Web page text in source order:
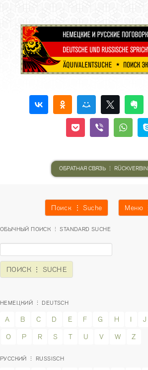
ОБРАТНАЯ СВЯЗЬ ⋮
Поиск ⋮ Suche Меню
ОБЫЧНЫЙ ПОИСК ⋮ STANDARD SUCHE
НЕМЕЦКИЙ ⋮ DEUTSCH
A B C D E F G H I J
O
P R S T U V W Z
РУССКИЙ ⋮ RUSSISCH